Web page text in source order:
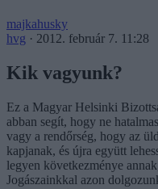
majkahusky
hvg · 2012. február 7. 11:28
Kik vagyunk?
Ez a Magyar Helsinki
abban segít, hogy ne
vagy a rendőrség, hogy az
kapjanak, és újra együtt
legyen következménye
Jogászainkkal azon